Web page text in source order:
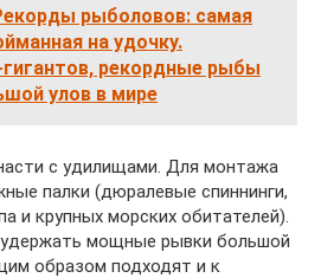
рыболовов: самая
на удочку.
рекордные рыбы
улов в мире
с удилищами. Для монтажа
палки (дюралевые спиннинги,
и крупных морских обитателей).
мощные рывки большой
образом подходят и к